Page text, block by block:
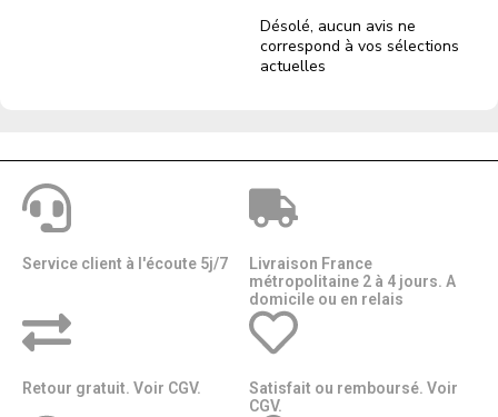
Désolé, aucun avis ne
correspond à vos sélections
actuelles
Service client à l'écoute 5j/7
Livraison France
métropolitaine 2 à 4 jours. A
domicile ou en relais​​
Retour gratuit. Voir CGV.
Satisfait ou remboursé. Voir
CGV.